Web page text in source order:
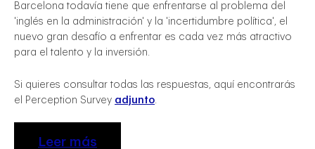
Barcelona todavía tiene que enfrentarse al problema del
'inglés en la administración' y la 'incertidumbre política', el
nuevo gran desafío a enfrentar es cada vez más atractivo
para el talento y la inversión.
Si quieres consultar todas las respuestas, aquí encontrarás
el Perception Survey adjunto.
Leer más